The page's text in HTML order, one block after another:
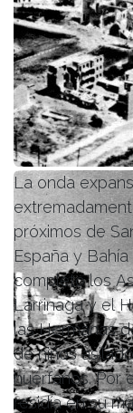
La onda
próximos de
España y
completo los
Larrinaga y el
las Hermanas
de niños
huérfanos. Por
residía en su